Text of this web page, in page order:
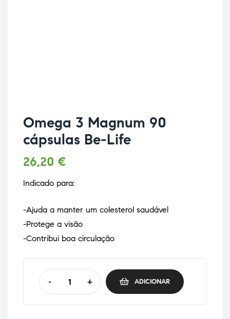
Omega 3 Magnum 90
cápsulas Be-Life
26,20 €
Indicado para:
-Ajuda a manter um colesterol saudável
-Protege a visão
-Contribui boa circulação
- + ADICIONAR